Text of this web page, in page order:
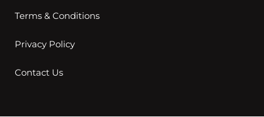
Terms & Conditions
Privacy Policy
Contact Us